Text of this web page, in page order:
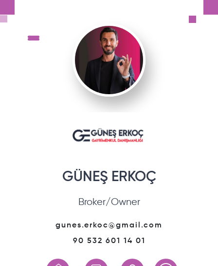
GÜNEŞ ERKOÇ
Broker/Owner
gunes.erkoc@gmail.com
90 532 601 14 01